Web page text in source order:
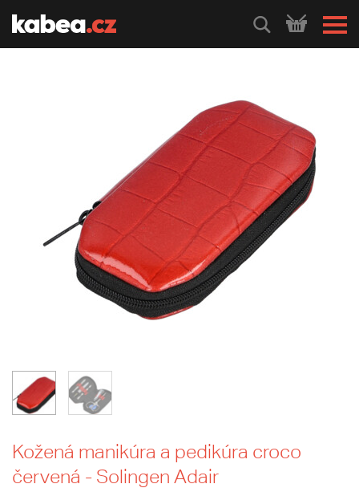
HLEDEJ
Kožená manikúra a pedikúra croco
červená - Solingen Adair